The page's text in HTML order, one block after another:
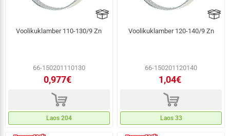
Voolikuklamber 110-130/9 Zn
66-150201110130
0,977€
d
Laos 204
Voolikuklamber 120-140/9 Zn
66-150201120140
1,04€
d
Laos 33